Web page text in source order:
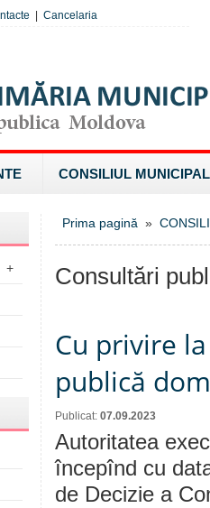
Cancelaria
CONSILIUL MUNICIPAL
+
Prima pagină »
Consultări
Cu privire
publică
Publicat: 07.09.2023
Autoritatea
începînd cu
de Decizie a